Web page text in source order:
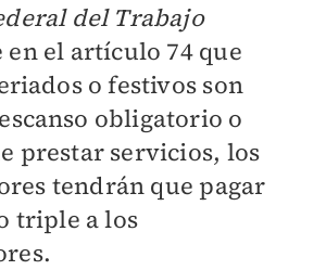
del Trabajo
en el artículo 74 que
o festivos son
obligatorio o
prestar servicios, los
tendrán que pagar
triple a los